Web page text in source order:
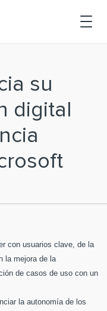
su
digital
con usuarios clave, de la
la mejora de la
de casos de uso con un
la autonomía de los